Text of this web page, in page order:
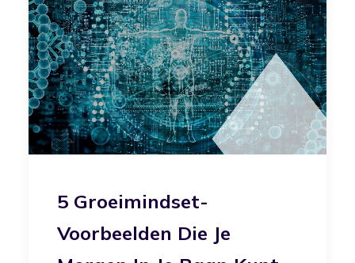
5 Groeimindset-
Voorbeelden Die Je